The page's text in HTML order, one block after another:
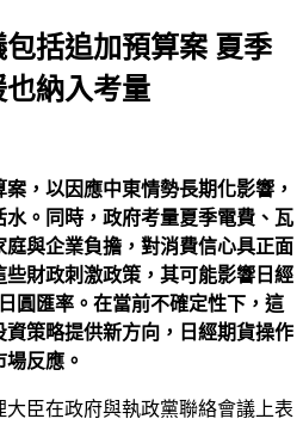
括追加預算案 夏季
納入考量
，以因應中東情勢長期化影響，
。同時，政府考量夏季電費、瓦
與企業負擔，對消費信心具正面
財政刺激政策，其可能影響日經
圓匯率。在當前不確定性下，這
策略提供新方向，日經期貨操作
反應。
臣在政府與執政黨聯絡會議上表